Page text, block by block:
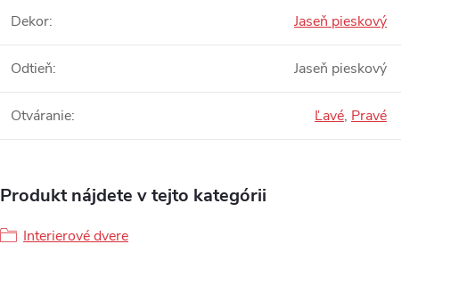
Dekor: Jaseň pieskový
Odtieň: Jaseň pieskový
Otváranie: Ľavé, Pravé
Produkt nájdete v tejto kategórii
Interierové dvere